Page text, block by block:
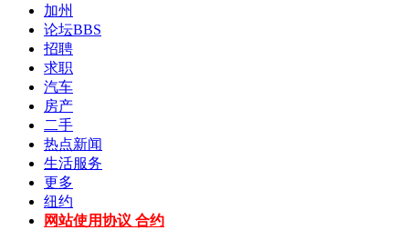
加州
论坛BBS
招聘
求职
汽车
房产
二手
热点新闻
生活服务
更多
纽约
网站使用协议 合约